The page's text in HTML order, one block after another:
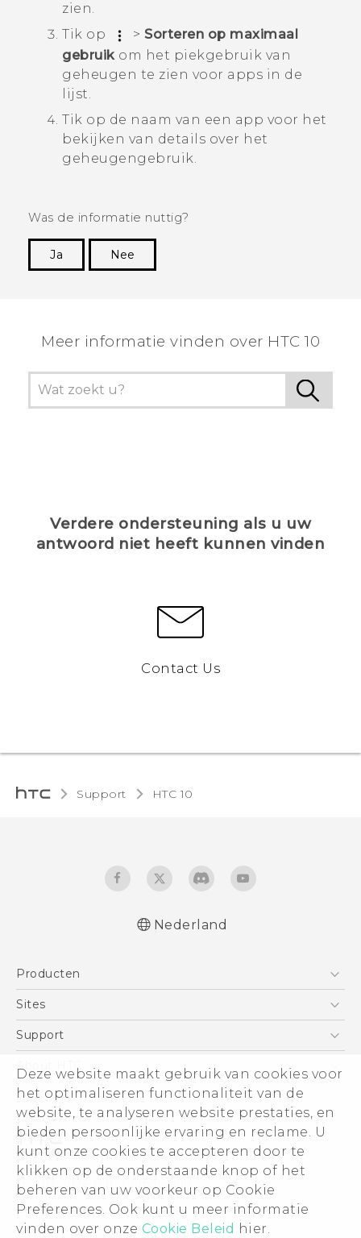
Deze website maakt gebruik van cookies voor
het optimaliseren functionaliteit van de
website, te analyseren website prestaties, en
bieden persoonlijke ervaring en reclame. U
kunt onze cookies te accepteren door te
klikken op de onderstaande knop of het
beheren van uw voorkeur op Cookie
Preferences. Ook kunt u meer informatie
vinden over onze Cookie Beleid hier.
zien.
Tik op
> Sorteren op maximaal
gebruik om het piekgebruik van
geheugen te zien voor apps in de
lijst.
Tik op de naam van een app voor het
bekijken van details over het
geheugengebruik.
Was de informatie nuttig?
Ja
Nee
Meer informatie vinden over HTC 10
Verdere ondersteuning als u uw
antwoord niet heeft kunnen vinden
Contact Us
Support HTC 10‎
Nederlands - Gebruikershandleiding
wettelijke voorschriften
Deutsch - Informationen zur Sicherheit und
behördliche Bestimmungen
English - Quick start guide
English - User manual
English - Safety and regulatory guide
Nederland
Producten
Telefoons
Vive
Accessoires
Sites
HTC Vive
Aan de slag
Support
Support voor eCommerce
About HTC
ESG
Informatie over het bedrijf
Voor beleggers (engels)
Cookie Preferences
Vacatures
Security and Privacy Whitepaper
© 2011-2026 HTC Corporation
Legal terms